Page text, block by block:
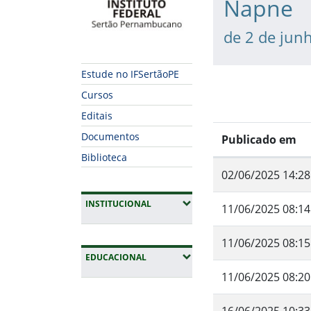
Estude no IFSertãoPE
Cursos
Editais
Documentos
Biblioteca
INSTITUCIONAL(EXPANDIR SUBMENUS)
EDUCACIONAL(EXPANDIR SUBMENUS)
Napne
de 2 de
Publicado em
02/06/2025 14:28
11/06/2025 08:14
11/06/2025 08:15
11/06/2025 08:20